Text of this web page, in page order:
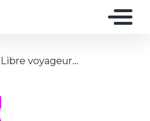
voyageur...